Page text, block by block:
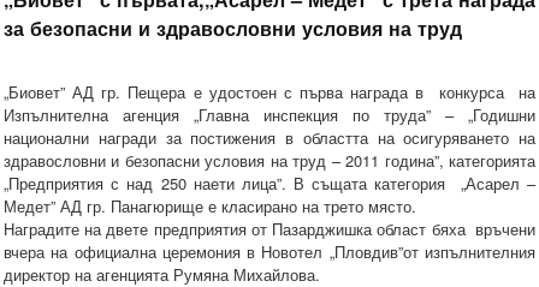
за безопасни и здравословни условия на труд
„Биовет” АД гр. Пещера е удостоен с първа награда в конкурса на
Изпълнителна агенция „Главна инспекция по труда” – „Годишни
национални награди за постижения в областта на осигуряването на
здравословни и безопасни условия на труд – 2011 година”, категорията
„Предприятия с над 250 наети лица”. В същата категория „Асарел –
Медет” АД гр. Панагюрище е класирано на трето място.
Наградите на двете предприятия от Пазарджишка област бяха връчени
вчера на официална церемония в Новотел „Пловдив”от изпълнителния
директор на агенцията Румяна Михайлова.